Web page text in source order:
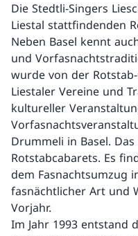
Die Stedtli-Singers
Liestal stattfindenden
Neben Basel kennt
und
wurde von der
Liestaler Vereine und
kultureller
Drummeli in Basel.
Rotstabcabarets. Es
dem Fasnachtsumzug
fasnächtlicher Art und
Vorjahr.
Im Jahr 1993 entstand